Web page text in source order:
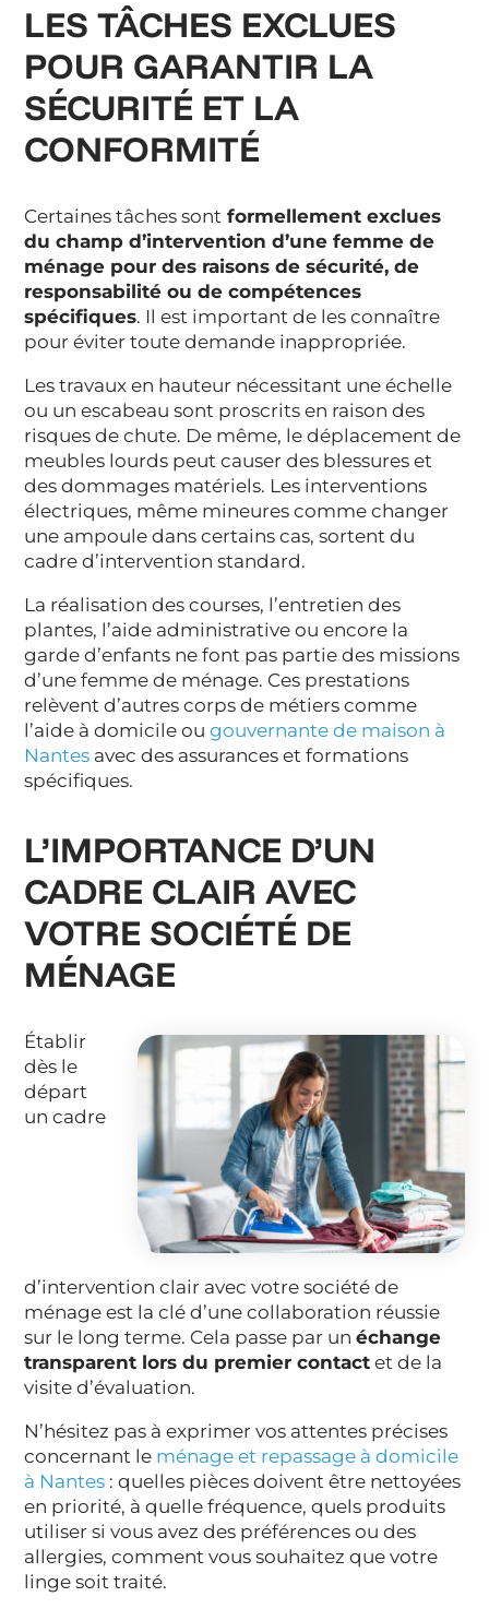
LES TÂCHES EXCLUES
POUR GARANTIR LA
SÉCURITÉ ET LA
CONFORMITÉ
Certaines tâches sont formellement exclues
du champ d’intervention d’une femme de
ménage pour des raisons de sécurité, de
responsabilité ou de compétences
spécifiques. Il est important de les connaître
pour éviter toute demande inappropriée.
Les travaux en hauteur nécessitant une échelle
ou un escabeau sont proscrits en raison des
risques de chute. De même, le déplacement de
meubles lourds peut causer des blessures et
des dommages matériels. Les interventions
électriques, même mineures comme changer
une ampoule dans certains cas, sortent du
cadre d’intervention standard.
La réalisation des courses, l’entretien des
plantes, l’aide administrative ou encore la
garde d’enfants ne font pas partie des missions
d’une femme de ménage. Ces prestations
relèvent d’autres corps de métiers comme
l’aide à domicile ougouvernante de maison à
Nantes avec des assurances et formations
spécifiques.
L’IMPORTANCE D’UN
CADRE CLAIR AVEC
VOTRE SOCIÉTÉ DE
MÉNAGE
Établir
dès le
départ
un cadre
d’intervention clair avec votre société de
ménage est la clé d’une collaboration réussie
sur le long terme. Cela passe par unéchange
transparent lors du premier contact et de la
visite d’évaluation.
N’hésitez pas à exprimer vos attentes précises
concernant le ménage et repassage à domicile
à Nantes : quelles pièces doivent être nettoyées
en priorité, à quelle fréquence, quels produits
utiliser si vous avez des préférences ou des
allergies, comment vous souhaitez que votre
linge soit traité.